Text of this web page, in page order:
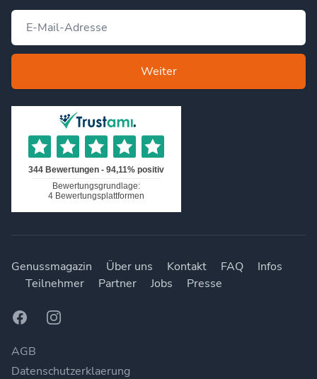
Weiter
Genussmagazin Über uns Kontakt FAQ
Infos
Teilnehmer
Partner Jobs Presse
FacebookInstagram
AGB
Datenschutzerklaerung